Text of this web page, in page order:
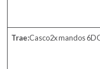
Trae:Casco2x mandos